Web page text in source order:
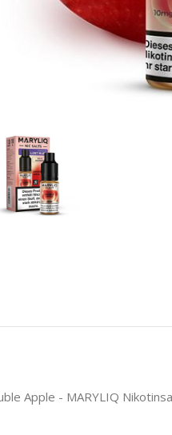
Apple - MARYLIQ